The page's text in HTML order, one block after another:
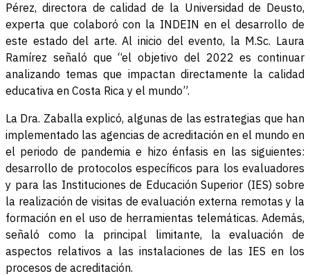
Pérez, directora de calidad de la Universidad de Deusto,
experta que colaboró con la INDEIN en el desarrollo de
este estado del arte. Al inicio del evento, la M.Sc. Laura
Ramírez señaló que “el objetivo del 2022 es continuar
analizando temas que impactan directamente la calidad
educativa en Costa Rica y el mundo”.
La Dra. Zaballa explicó, algunas de las estrategias que han
implementado las agencias de acreditación en el mundo en
el periodo de pandemia e hizo énfasis en las siguientes:
desarrollo de protocolos específicos para los evaluadores
y para las Instituciones de Educación Superior (IES) sobre
la realización de visitas de evaluación externa remotas y la
formación en el uso de herramientas telemáticas. Además,
señaló como la principal limitante, la evaluación de
aspectos relativos a las instalaciones de las IES en los
procesos de acreditación.